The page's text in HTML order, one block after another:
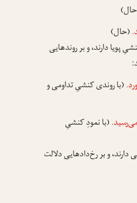
. (حال)
پویا دارند، و بر روندهایی
. (با روندی کنشیِ تداومی و
. (با نمودِ کنشیِ
و بر رخ‌دادهایی دلالت